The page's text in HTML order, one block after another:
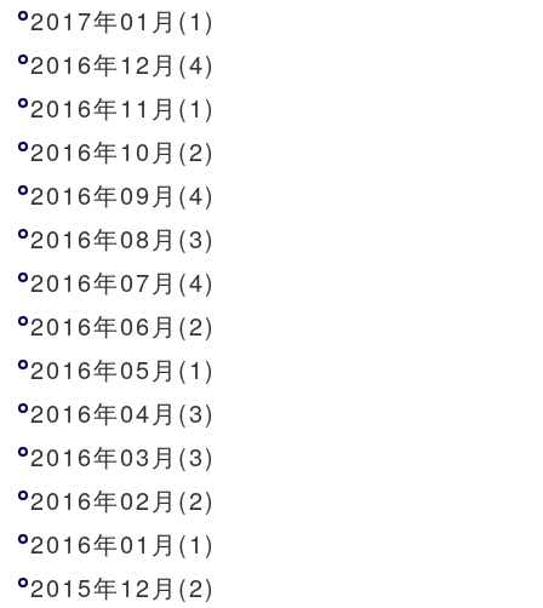
2017年01月(1)
2016年12月(4)
2016年11月(1)
2016年10月(2)
2016年09月(4)
2016年08月(3)
2016年07月(4)
2016年06月(2)
2016年05月(1)
2016年04月(3)
2016年03月(3)
2016年02月(2)
2016年01月(1)
2015年12月(2)